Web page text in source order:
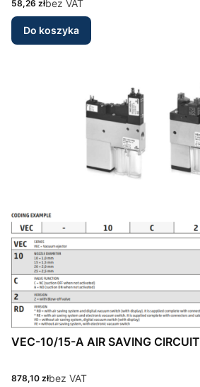
Cena
58,26 złbez VAT
Do koszyka
VEC-10/15-A AIR SAVING CIRCUIT
Cena
878,10 złbez VAT